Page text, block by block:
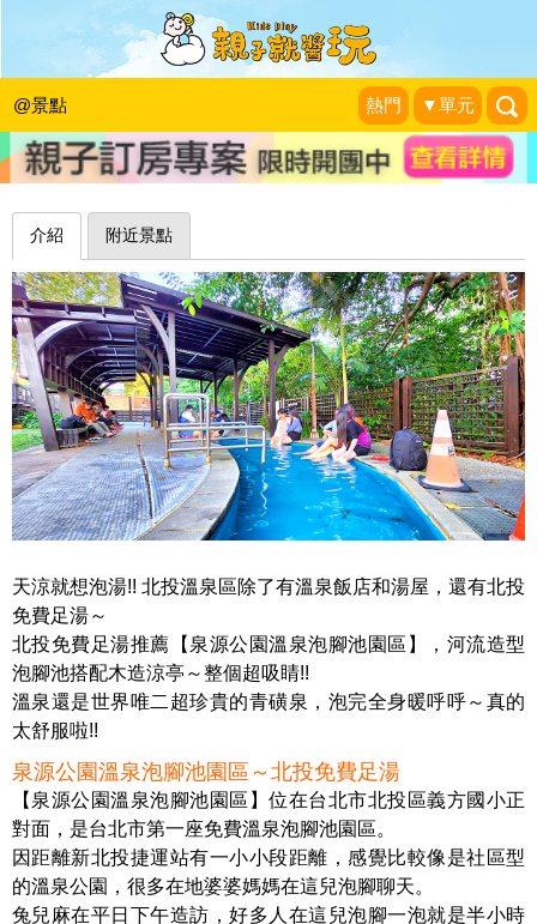
@景點 熱門 ▼單元
享受世界唯二珍貴青磺泉，泡完全身暖
呼呼～台北泉源公園泡腳池園區
兔兒毛毛姊妹花|2022-12-23
介紹 附近景點
天涼就想泡湯!! 北投溫泉區除了有溫泉飯店和湯屋，還有北投
免費足湯～
北投免費足湯推薦【泉源公園溫泉泡腳池園區】，河流造型
泡腳池搭配木造涼亭～整個超吸睛!!
溫泉還是世界唯二超珍貴的青磺泉，泡完全身暖呼呼～真的
太舒服啦!!
泉源公園溫泉泡腳池園區～北投免費足湯
【泉源公園溫泉泡腳池園區】位在台北市北投區義方國小正
對面，是台北市第一座免費溫泉泡腳池園區。
因距離新北投捷運站有一小小段距離，感覺比較像是社區型
的溫泉公園，很多在地婆婆媽媽在這兒泡腳聊天。
兔兒麻在平日下午造訪，好多人在這兒泡腳一泡就是半小時